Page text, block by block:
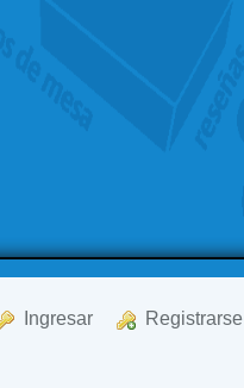
Ingresar Registrarse